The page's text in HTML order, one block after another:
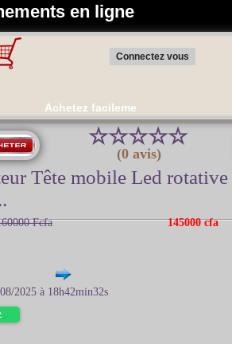
en ligne
Connectez vous
Achetez facilement en ligne vos
☆☆☆☆☆
(0 avis)
Tête mobile Led rotative
Fcfa
145000 cfa
2025 à 18h42min32s